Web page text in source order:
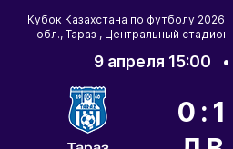
Кубок Казахстана по футболу 2026
обл., Тараз , Центральный
9 апреля 15:00 •
0:1